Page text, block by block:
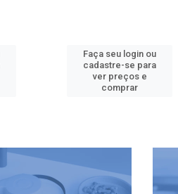
Faça seu login ou
cadastre-se para
ver preços e
comprar